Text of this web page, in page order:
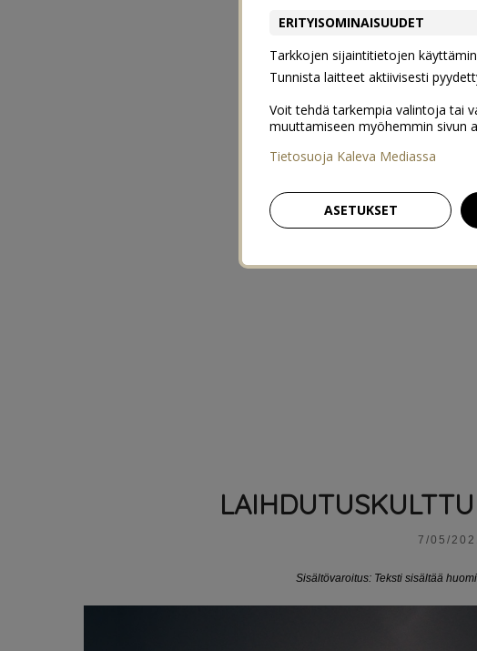
7/05/
Sisältövaroitus: Teksti sisältää
ERITYISOMINAISUUDET
Tarkkojen sijaintitietojen
Tunnista laitteet aktiivisesti
Voit tehdä tarkempia valintoja tai
muuttamiseen myöhemmin sivun
Tietosuoja Kaleva Mediassa
ASETUKSET